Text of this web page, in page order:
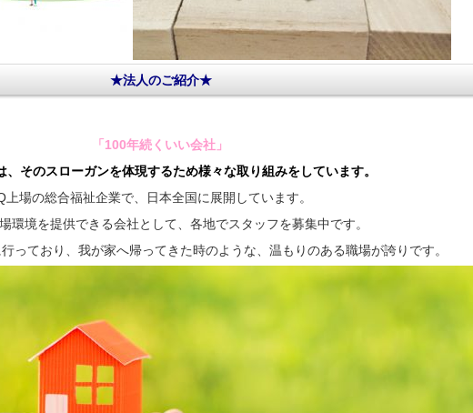
★法人のご紹介★
「100年続くいい会社」
、そのスローガンを体現するため様々な取り組みをしています。
場の総合福祉企業で、日本全国に展開しています。
環境を提供できる会社として、各地でスタッフを募集中です。
っており、我が家へ帰ってきた時のような、温もりのある職場が誇りです。